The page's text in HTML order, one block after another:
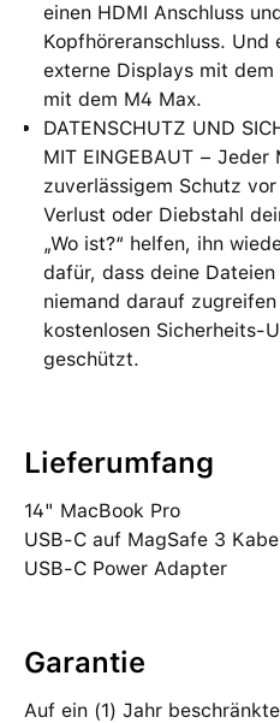
einen HDMI Anschluss
Kopfhöreranschluss.
externe Displays mit
mit dem M4 Max.
DATENSCHUTZ UND
MIT EINGEBAUT −
zuverlässigem Schutz
Verlust oder Diebstahl
„Wo ist?“ helfen, ihn
dafür, dass deine
niemand darauf
kostenlosen Sicherheits-
geschützt.
Lieferumfang
14" MacBook Pro
USB‑C auf MagSafe 3
USB‑C Power Adapter
Garantie
Auf ein (1) Jahr